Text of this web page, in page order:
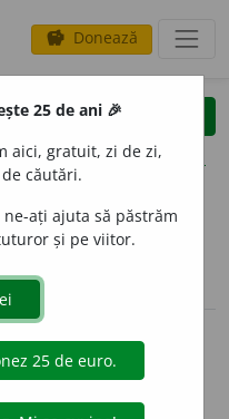
savings Donează
clear
opțiuni
(19)
declinări
compilate de
Definițiile
filadefiniții.
25 de ani 🎉
aici, gratuit, zi de zi,
căutări.
ați ajuta să păstrăm
și pe viitor.